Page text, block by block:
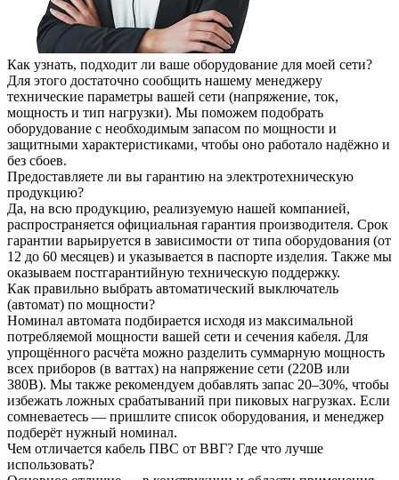
Как узнать, подходит ли ваше оборудование для моей сети?
Для этого достаточно сообщить нашему менеджеру
технические параметры вашей сети (напряжение, ток,
мощность и тип нагрузки). Мы поможем подобрать
оборудование с необходимым запасом по мощности и
защитными характеристиками, чтобы оно работало надёжно и
без сбоев.
Предоставляете ли вы гарантию на электротехническую
продукцию?
Да, на всю продукцию, реализуемую нашей компанией,
распространяется официальная гарантия производителя. Срок
гарантии варьируется в зависимости от типа оборудования (от
12 до 60 месяцев) и указывается в паспорте изделия. Также мы
оказываем постгарантийную техническую поддержку.
Как правильно выбрать автоматический выключатель
(автомат) по мощности?
Номинал автомата подбирается исходя из максимальной
потребляемой мощности вашей сети и сечения кабеля. Для
упрощённого расчёта можно разделить суммарную мощность
всех приборов (в ваттах) на напряжение сети (220В или
380В). Мы также рекомендуем добавлять запас 20–30%, чтобы
избежать ложных срабатываний при пиковых нагрузках. Если
сомневаетесь — пришлите список оборудования, и менеджер
подберёт нужный номинал.
Чем отличается кабель ПВС от ВВГ? Где что лучше
использовать?